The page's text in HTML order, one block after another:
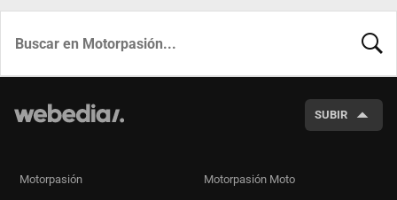
SUBIR
Motorpasión Motorpasión Moto